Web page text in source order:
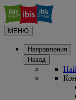
МЕНЮ
Направления
Назад